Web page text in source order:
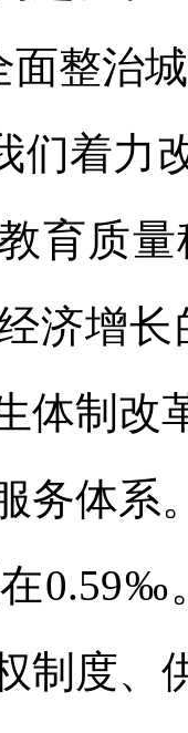
面整治
们着力
育质
济增
体制改
务体系
0.59‰
制度、